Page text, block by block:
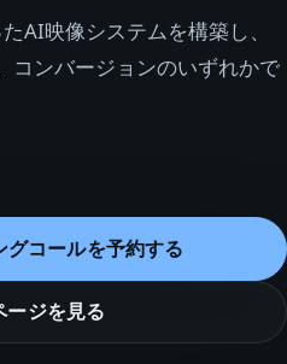
AI映像システムを構築し、
コンバージョンのいずれかで
コールを予約する
ジを見る